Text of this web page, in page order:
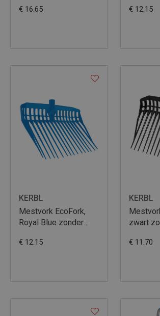
€ 16.65 € 12.15
KERBL
Mestvork EcoFork,
Royal Blue zonder
€ 12.15
KERBL
zwart
€ 11.70